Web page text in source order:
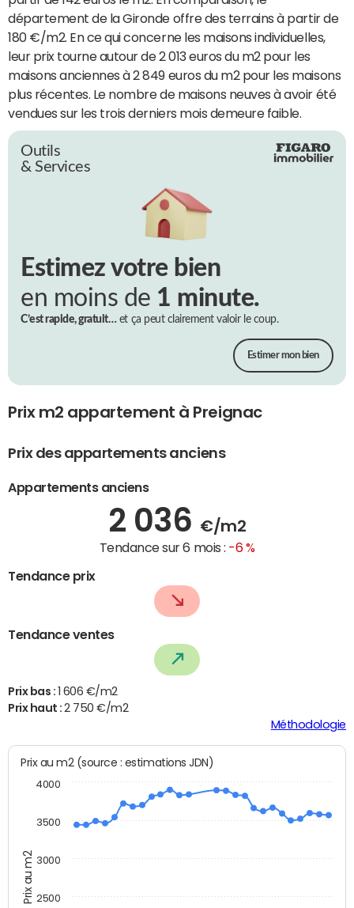
département de la Gironde offre des terrains à partir de
180 €/m2. En ce qui concerne les maisons individuelles,
leur prix tourne autour de 2 013 euros du m2 pour les
maisons anciennes à 2 849 euros du m2 pour les maisons
plus récentes. Le nombre de maisons neuves à avoir été
vendues sur les trois derniers mois demeure faible.
Outils
& Services
Estimez votre bien
en moins de 1 minute.
C’est rapide, gratuit…et ça peut clairement valoir le coup.
Estimer mon bien
Prix m2 appartement à Preignac
Prix des appartements anciens
Appartements anciens
2 036 €/m2
Tendance sur 6 mois : -6 %
Tendance prix
Tendance ventes
Prix bas : 1 606 €/m2
Prix haut :2 750 €/m2
Méthodologie
Prix au m2
Prix au m2 (source : estimations JDN)
2500
3000
3500
4000